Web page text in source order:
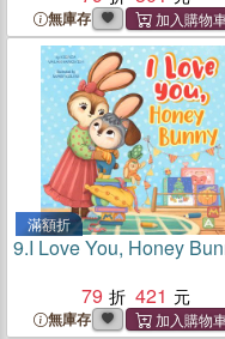
無庫存
滿額折
9.I Love You, Honey
79
421
無庫存